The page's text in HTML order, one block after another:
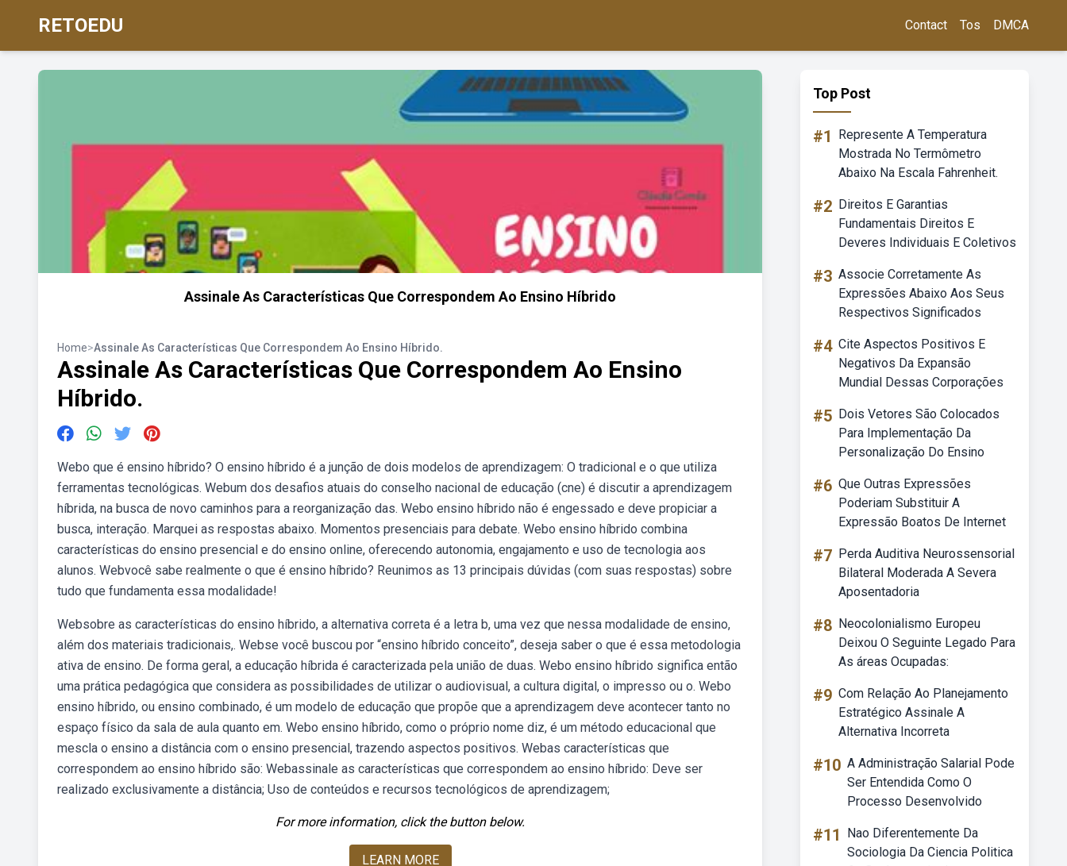
RETOEDU Contact Tos DMCA
Assinale As Características Que Correspondem Ao Ensino Híbrido
Home>Assinale As Características Que Correspondem Ao Ensino Híbrido.
Assinale As Características Que Correspondem Ao Ensino
Híbrido.
Webo que é ensino híbrido? O ensino híbrido é a junção de dois modelos de aprendizagem: O tradicional e o que utiliza
ferramentas tecnológicas. Webum dos desafios atuais do conselho nacional de educação (cne) é discutir a aprendizagem
híbrida, na busca de novo caminhos para a reorganização das. Webo ensino híbrido não é engessado e deve propiciar a
busca, interação. Marquei as respostas abaixo. Momentos presenciais para debate. Webo ensino híbrido combina
características do ensino presencial e do ensino online, oferecendo autonomia, engajamento e uso de tecnologia aos
alunos. Webvocê sabe realmente o que é ensino híbrido? Reunimos as 13 principais dúvidas (com suas respostas) sobre
tudo que fundamenta essa modalidade!
Websobre as características do ensino híbrido, a alternativa correta é a letra b, uma vez que nessa modalidade de ensino,
além dos materiais tradicionais,. Webse você buscou por “ensino híbrido conceito”, deseja saber o que é essa metodologia
ativa de ensino. De forma geral, a educação híbrida é caracterizada pela união de duas. Webo ensino híbrido significa então
uma prática pedagógica que considera as possibilidades de utilizar o audiovisual, a cultura digital, o impresso ou o. Webo
ensino híbrido, ou ensino combinado, é um modelo de educação que propõe que a aprendizagem deve acontecer tanto no
espaço físico da sala de aula quanto em. Webo ensino híbrido, como o próprio nome diz, é um método educacional que
mescla o ensino a distância com o ensino presencial, trazendo aspectos positivos. Webas características que
correspondem ao ensino híbrido são: Webassinale as características que correspondem ao ensino híbrido: Deve ser
realizado exclusivamente a distância; Uso de conteúdos e recursos tecnológicos de aprendizagem;
For more information, click the button below.
LEARN MORE
Top Post
#1
Represente A Temperatura
Mostrada No Termômetro
Abaixo Na Escala Fahrenheit.
#2 Direitos E Garantias
Fundamentais Direitos E
Deveres Individuais E Coletivos
#3 Associe Corretamente As
Expressões Abaixo Aos Seus
Respectivos Significados
#4 Cite Aspectos Positivos E
Negativos Da Expansão
Mundial Dessas Corporações
#5 Dois Vetores São Colocados
Para Implementação Da
Personalização Do Ensino
#6 Que Outras Expressões
Poderiam Substituir A
Expressão Boatos De Internet
#7 Perda Auditiva Neurossensorial
Bilateral Moderada A Severa
Aposentadoria
#8 Neocolonialismo Europeu
Deixou O Seguinte Legado Para
As áreas Ocupadas:
#9 Com Relação Ao Planejamento
Estratégico Assinale A
Alternativa Incorreta
#10 A Administração Salarial Pode
Ser Entendida Como O
Processo Desenvolvido
#11
Nao Diferentemente Da
Sociologia Da Ciencia Politica